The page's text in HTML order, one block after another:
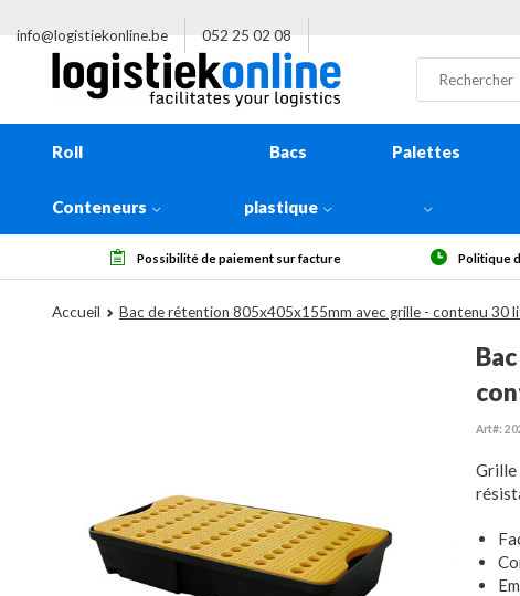
info@logistiekonline.be 052 25 02 08
Roll
Conteneurs
Bacs
plastique
Palettes
Politique de retour de 14 jours, à réception
Accueil Bac de rétention 805x405x155mm avec grille - contenu 30
Art#:
Grille